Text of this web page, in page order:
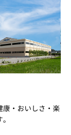
康・おいしさ・楽